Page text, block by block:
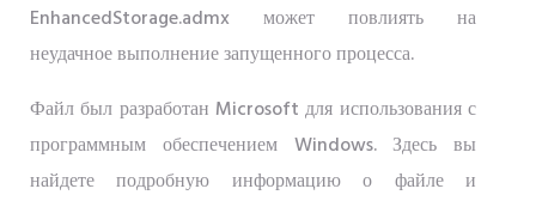
EnhancedStorage.admx может повлиять на
неудачное выполнение запущенного процесса.
Файл был разработан Microsoft для использования с
программным обеспечением Windows. Здесь вы
найдете подробную информацию о файле и